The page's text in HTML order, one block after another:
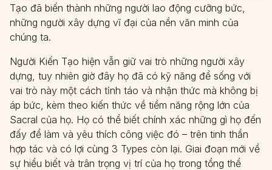
Tạo đã biến thành những người lao động cưỡng bức,
những người xây dựng vĩ đại của nền văn minh của
chúng ta.
Người Kiến Tạo hiện vẫn giữ vai trò những người xây
dựng, tuy nhiên giờ đây họ đã có kỹ năng để sống với
vai trò này một cách tỉnh táo và nhận thức mà không bị
áp bức, kèm theo kiến thức về tiềm năng rộng lớn của
Sacral của họ. Họ có thể biết chính xác những gì họ đến
đấy để làm và yêu thích công việc đó – trên tinh thần
hợp tác và có lợi cùng 3 Types còn lại. Giai đoạn mới về
sự hiểu biết và trân trọng vị trí của họ trong tổng thể